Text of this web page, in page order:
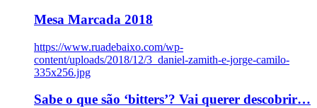
Mesa Marcada 2018
https://www.ruadebaixo.com/wp-
content/uploads/2018/12/3_daniel-zamith-e-jorge-camilo-
335x256.jpg
Sabe o que são ‘bitters’? Vai querer descobrir…